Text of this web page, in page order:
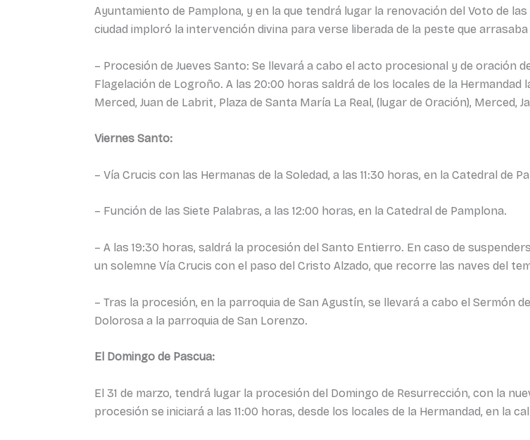
Ayuntamiento de Pamplona, y en la que tendrá lugar la renovación del Voto de
ciudad imploró la intervención divina para verse liberada de la peste que
– Procesión de Jueves Santo: Se llevará a cabo el acto procesional y de oración
Flagelación de Logroño. A las 20:00 horas saldrá de los locales de la
Merced, Juan de Labrit, Plaza de Santa María La Real, (lugar de Oración), Merced,
Viernes Santo:
– Vía Crucis con las Hermanas de la Soledad, a las 11:30 horas, en la Catedral de
– Función de las Siete Palabras, a las 12:00 horas, en la Catedral de Pamplona.
– A las 19:30 horas, saldrá la procesión del Santo Entierro. En caso de
un solemne Vía Crucis con el paso del Cristo Alzado, que recorre las naves del
– Tras la procesión, en la parroquia de San Agustín, se llevará a cabo el Sermón
Dolorosa a la parroquia de San Lorenzo.
El Domingo de Pascua:
El 31 de marzo, tendrá lugar la procesión del Domingo de Resurrección, con la
procesión se iniciará a las 11:00 horas, desde los locales de la Hermandad, en la